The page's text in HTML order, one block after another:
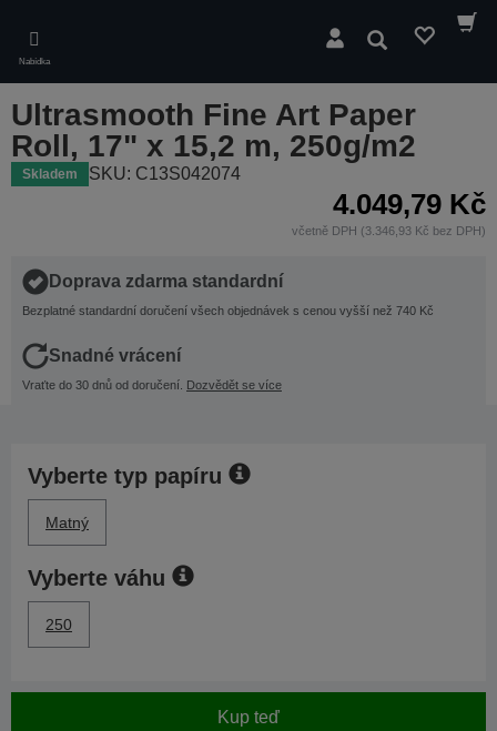
main
content
Nabídka
Hledat
Ultrasmooth Fine Art Paper
Roll, 17" x 15,2 m, 250g/m2
Skladem SKU: C13S042074
4.049,79 Kč
včetně DPH (3.346,93 Kč bez DPH)
Doprava zdarma standardní
Bezplatné standardní doručení všech objednávek s cenou vyšší než 740 Kč
Snadné vrácení
Vraťte do 30 dnů od doručení. Dozvědět se více
Vyberte typ papíru
Matný
Vyberte váhu
250
Kup teď